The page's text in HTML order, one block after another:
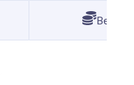
Bester